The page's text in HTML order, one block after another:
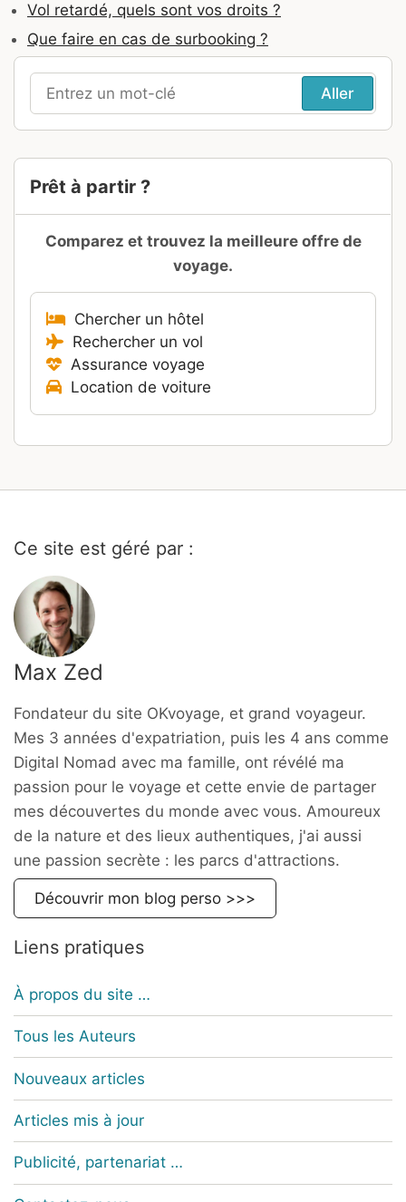
Vol retardé, quels sont vos droits ?
Que faire en cas de surbooking ?
Recherche
pour
Prêt à partir ?
Comparez et trouvez la meilleure offre de
voyage.
Chercher un hôtel
Rechercher un vol
Assurance voyage
Location de voiture
Ce site est géré par :
Max Zed
Fondateur du site OKvoyage, et grand voyageur.
Mes 3 années d'expatriation, puis les 4 ans comme
Digital Nomad avec ma famille, ont révélé ma
passion pour le voyage et cette envie de partager
mes découvertes du monde avec vous. Amoureux
de la nature et des lieux authentiques, j'ai aussi
une passion secrète : les parcs d'attractions.
Découvrir mon blog perso >>>
Liens pratiques
À propos du site …
Tous les Auteurs
Nouveaux articles
Articles mis à jour
Publicité, partenariat …